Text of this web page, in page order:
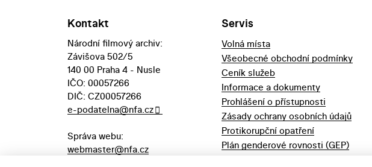
Kontakt
Národní filmový archiv:
Závišova 502/5
140 00 Praha 4 - Nusle
IČO: 00057266
DIČ: CZ00057266
e-podatelna@nfa.cz
Správa webu:
webmaster@nfa.cz
Servis
Volná místa
Všeobecné obchodní podmínky
Ceník služeb
Informace a dokumenty
Prohlášení o přístupnosti
Zásady ochrany osobních údajů
Protikorupční opatření
Plán genderové rovnosti (GEP)